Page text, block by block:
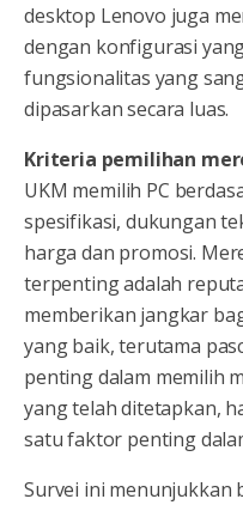
desktop Lenovo juga
dengan konfigurasi
fungsionalitas yang
dipasarkan secara luas.
Kriteria pemilihan
UKM memilih PC
spesifikasi, dukungan
harga dan promosi.
terpenting adalah
memberikan jangkar
yang baik, terutama
penting dalam memilih
yang telah ditetapkan,
satu faktor penting
Survei ini menunjukkan